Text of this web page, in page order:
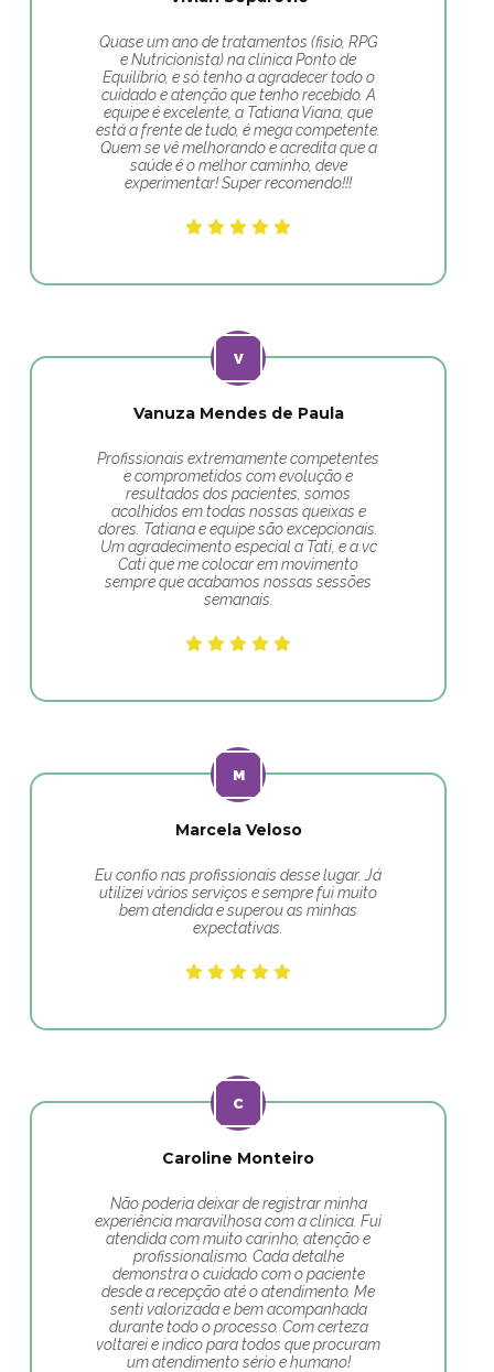
Quase um ano de tratamentos (fisio, RPG
e Nutricionista) na clínica Ponto de
Equilíbrio, e só tenho a agradecer todo o
cuidado e atenção que tenho recebido. A
equipe é excelente, a Tatiana Viana, que
está a frente de tudo, é mega competente.
Quem se vê melhorando e acredita que a
saúde é o melhor caminho, deve
experimentar! Super recomendo!!!
Vanuza Mendes de Paula
Profissionais extremamente competentes
e comprometidos com evolução e
resultados dos pacientes, somos
acolhidos em todas nossas queixas e
dores. Tatiana e equipe são excepcionais.
Um agradecimento especial a Tati, e a vc
Cati que me colocar em movimento
sempre que acabamos nossas sessões
semanais.
Marcela Veloso
Eu confio nas profissionais desse lugar. Já
utilizei vários serviços e sempre fui muito
bem atendida e superou as minhas
expectativas.
Caroline Monteiro
Não poderia deixar de registrar minha
experiência maravilhosa com a clínica. Fui
atendida com muito carinho, atenção e
profissionalismo. Cada detalhe
demonstra o cuidado com o paciente
desde a recepção até o atendimento. Me
senti valorizada e bem acompanhada
durante todo o processo. Com certeza
voltarei e indico para todos que procuram
um atendimento sério e humano!